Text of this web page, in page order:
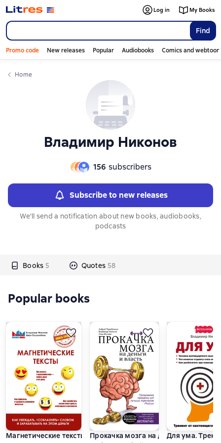
Find
Log in My Books
Promo code New releases Popular Audiobooks Comics and
Home
Владимир Никонов
156 subscribers
Subscribe to new releases
We'll send a notification about new books, audiobooks,
podcasts
Books 5 Quotes 58
Слайдер с книгами
Popular books
Магнетические тексты. Как убеждать, «соблазнять» словом
Прокачка мозга на деньги и власть
Для ума.